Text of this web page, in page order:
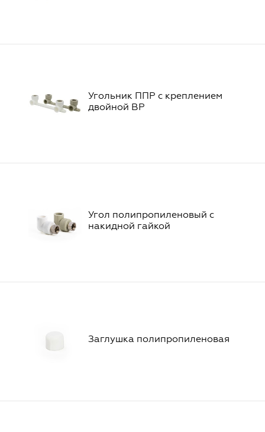
Угольник ППР с креплением
двойной ВР
Угол полипропиленовый с
накидной гайкой
Заглушка полипропиленовая